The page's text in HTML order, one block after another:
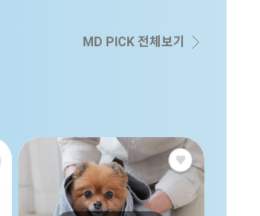
MD PICK 전체보기